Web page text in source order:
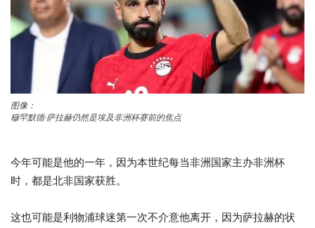
图像：
穆罕默德·萨拉赫仍然是埃及非洲杯赛前的焦点
今年可能是他的一年，因为本世纪每当非洲国家主办非洲杯
时，都是北非国家获胜。
这也可能是利物浦球迷第一次不介意他离开，因为萨拉赫的状